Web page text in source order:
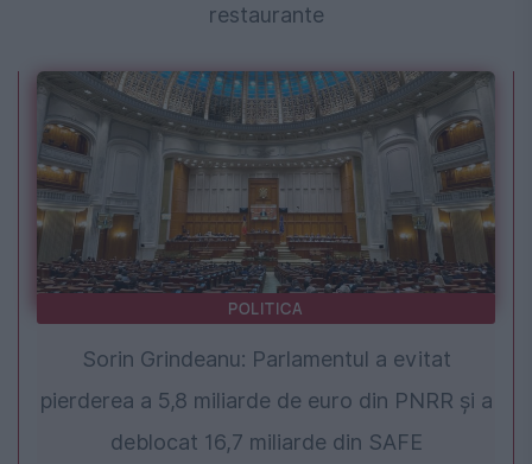
restaurante
POLITICA
Sorin Grindeanu: Parlamentul a evitat
pierderea a 5,8 miliarde de euro din PNRR și a
deblocat 16,7 miliarde din SAFE